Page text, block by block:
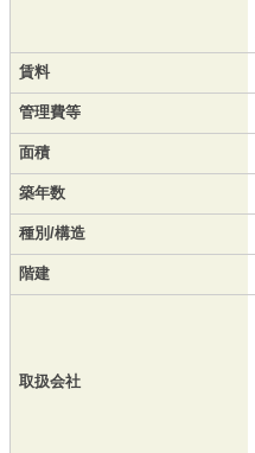
賃料
管理費等
面積
築年数
種別/構造
階建
取扱会社